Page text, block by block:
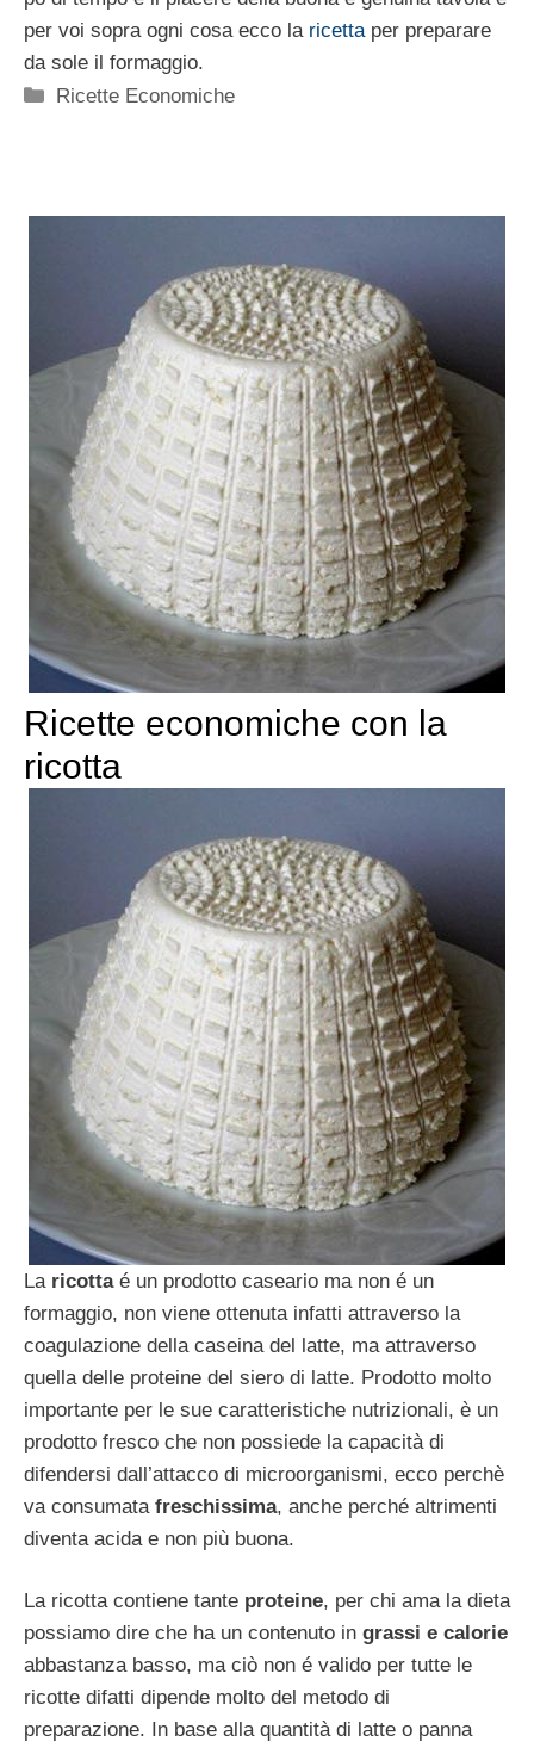
per voi sopra ogni cosa ecco la ricettaper preparare
da sole il formaggio.
Categorie
Ricette Economiche
Ricette economiche con la
ricotta
La ricottaé un prodotto caseario ma non é un
formaggio, non viene ottenuta infatti attraverso la
coagulazione della caseina del latte, ma attraverso
quella delle proteine del siero di latte. Prodotto molto
importante per le sue caratteristiche nutrizionali, è un
prodotto fresco che non possiede la capacità di
difendersi dall’attacco di microorganismi, ecco perchè
va consumata freschissima, anche perché altrimenti
diventa acida e non più buona.
La ricotta contiene tante proteine, per chi ama la dieta
possiamo dire che ha un contenuto in grassi e calorie
abbastanza basso, ma ciò non é valido per tutte le
ricotte difatti dipende molto del metodo di
preparazione. In base alla quantità di latte o panna